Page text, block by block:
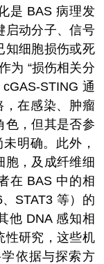
是 BAS 病理发
启动分子、信号
知细胞损伤或死
为 “损伤相关分
STING 通
，在感染、肿瘤
色，但其是否参
明确。此外，
胞，及成纤维细
在 BAS 中的相
STAT3 等）的
他 DNA 感知相
性研究，这些机
依据与探索方